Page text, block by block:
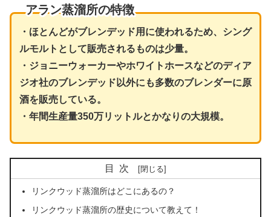
アラン蒸溜所の特徴
・ほとんどがブレンデッド用に使われるため、シング
ルモルトとして販売されるものは少量。
・ジョニーウォーカーやホワイトホースなどのディア
ジオ社のブレンデッド以外にも多数のブレンダーに原
酒を販売している。
・年間生産量350万リットルとかなりの大規模。
目次
リンクウッド蒸溜所はどこにあるの？
リンクウッド蒸溜所の歴史について教えて！